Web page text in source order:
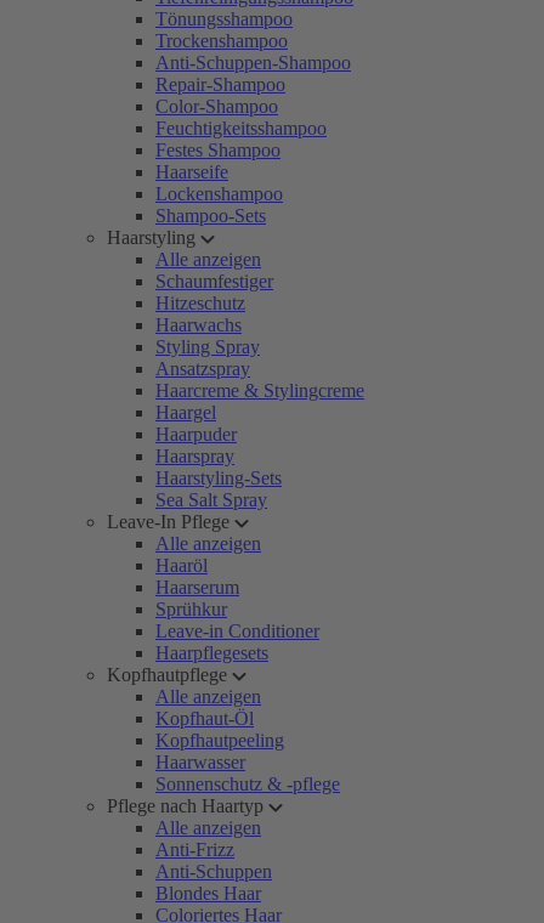
Tönungsshampoo
Trockenshampoo
Anti-Schuppen-Shampoo
Repair-Shampoo
Color-Shampoo
Feuchtigkeitsshampoo
Festes Shampoo
Haarseife
Lockenshampoo
Shampoo-Sets
Haarstyling
Alle anzeigen
Schaumfestiger
Hitzeschutz
Haarwachs
Styling Spray
Ansatzspray
Haarcreme & Stylingcreme
Haargel
Haarpuder
Haarspray
Haarstyling-Sets
Sea Salt Spray
Leave-In Pflege
Alle anzeigen
Haaröl
Haarserum
Sprühkur
Leave-in Conditioner
Haarpflegesets
Kopfhautpflege
Alle anzeigen
Kopfhaut-Öl
Kopfhautpeeling
Haarwasser
Sonnenschutz & -pflege
Pflege nach Haartyp
Alle anzeigen
Anti-Frizz
Anti-Schuppen
Blondes Haar
Coloriertes Haar